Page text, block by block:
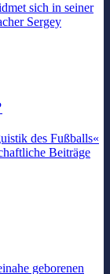
sich in seiner
Sergey
des Fußballs«
Beiträge
geborenen